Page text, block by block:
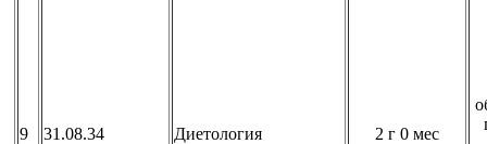
9 31.08.34 Диетология 2 г 0 мес